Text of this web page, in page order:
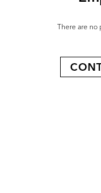
There are